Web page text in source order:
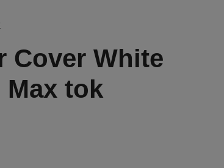
Cover White
Max tok